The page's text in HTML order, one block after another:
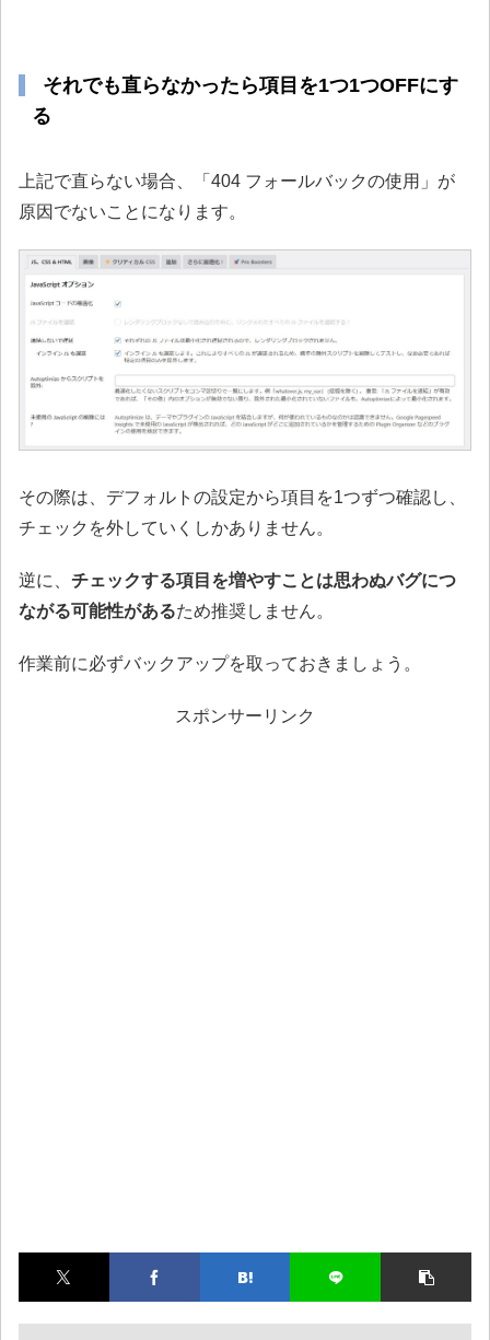
それでも直らなかったら項目を1つ1つOFFにす
る
上記で直らない場合、「404 フォールバックの使用」が
原因でないことになります。
その際は、デフォルトの設定から項目を1つずつ確認し、
チェックを外していくしかありません。
逆に、 チェックする項目を増やすことは思わぬバグにつ
ながる可能性があるため推奨しません。
作業前に必ずバックアップを取っておきましょう。
スポンサーリンク